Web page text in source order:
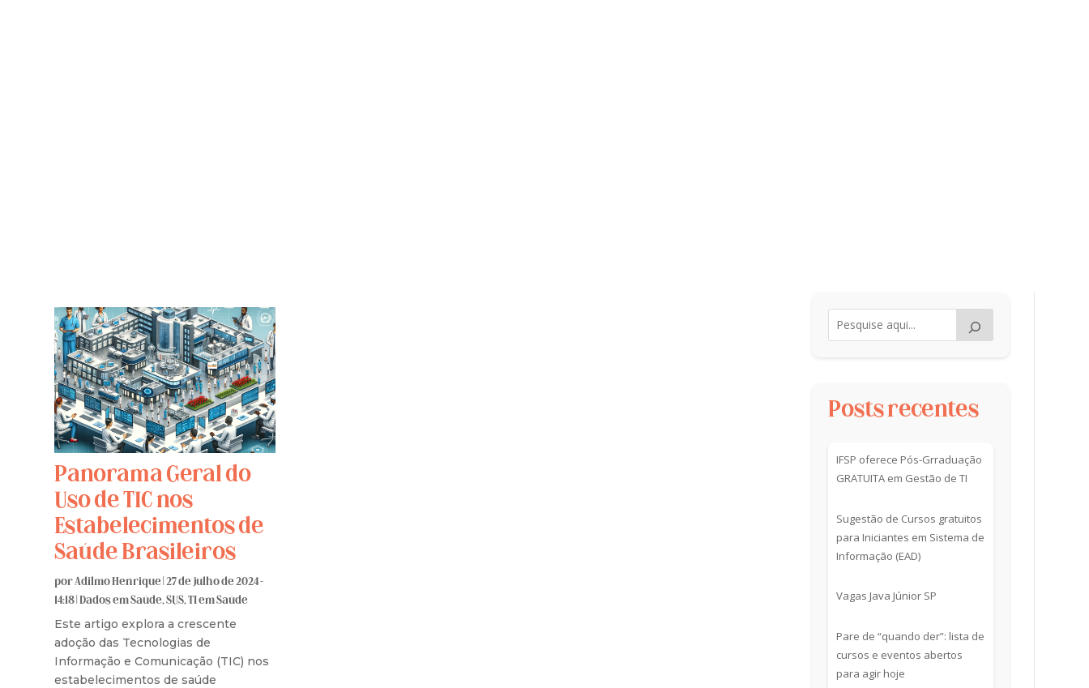
Panorama Geral do
Uso de TIC nos
Estabelecimentos de
Saúde Brasileiros
porAdilmo Henrique |27 de julho de 2024 -
14:18 |Dados em Saúde,SUS,TI em Saúde
Este artigo explora a crescente
adoção das Tecnologias de
Informação e Comunicação (TIC) nos
estabelecimentos de saúde
Posts recentes
IFSP oferece Pós-Grraduação
GRATUITA em Gestão de TI
Sugestão de Cursos gratuitos
para Iniciantes em Sistema de
Informação (EAD)
Vagas Java Júnior SP
Pare de “quando der”: lista de
cursos e eventos abertos
para agir hoje